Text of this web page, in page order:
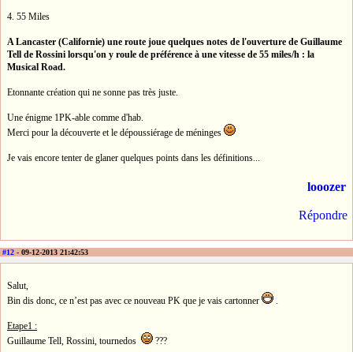
4. 55 Miles
A Lancaster (Californie) une route joue quelques notes de l'ouverture de Guillaume
Tell de Rossini lorsqu'on y roule de préférence à une vitesse de 55 miles/h : la
Musical Road.
Etonnante création qui ne sonne pas très juste.
Une énigme 1PK-able comme d'hab.
Merci pour la découverte et le dépoussiérage de méninges
Je vais encore tenter de glaner quelques points dans les définitions...
looozer
Répondre
#12 - 09-12-2013 21:42:53
Salut,
Bin dis donc, ce n’est pas avec ce nouveau PK que je vais cartonner
.
Etape1 :
Guillaume Tell, Rossini, tournedos
???